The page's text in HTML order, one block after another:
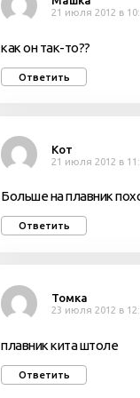
21 июля 2012 в
как он так-то??
Ответить
Кот
21 июля 2012 в
Больше на плавник
Ответить
Томка
23 июля 2012 в
плавник кита штоле
Ответить